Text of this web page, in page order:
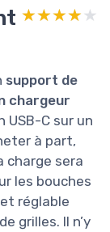
★★★★★
★★★★★
support de
chargeur
USB-C sur un
à part,
charge sera
les bouches
réglable
grilles. Il n’y